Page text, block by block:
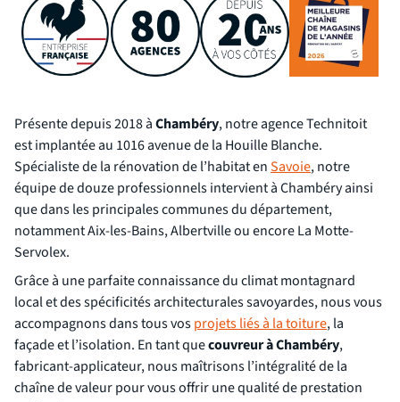
Présente depuis 2018 àChambéry, notre agence Technitoit
est implantée au 1016 avenue de la Houille Blanche.
Spécialiste de la rénovation de l’habitat enSavoie, notre
équipe de douze professionnels intervient à Chambéry ainsi
que dans les principales communes du département,
notamment Aix-les-Bains, Albertville ou encore La Motte-
Servolex.
Grâce à une parfaite connaissance du climat montagnard
local et des spécificités architecturales savoyardes, nous vous
accompagnons dans tous vosprojets liés à la toiture, la
façade et l’isolation. En tant quecouvreur à Chambéry,
fabricant-applicateur, nous maîtrisons l’intégralité de la
chaîne de valeur pour vous offrir une qualité de prestation